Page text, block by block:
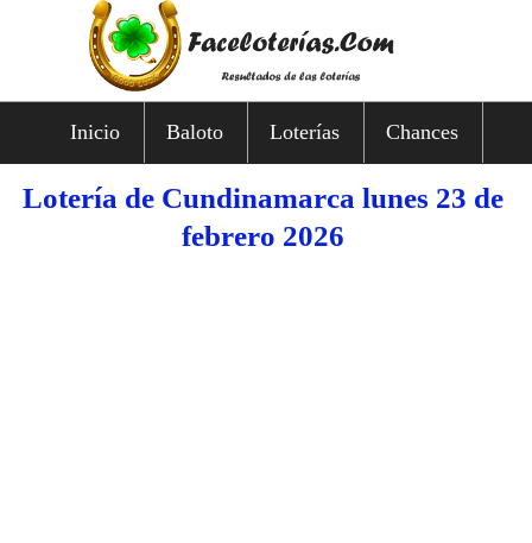
Inicio Baloto Loterías Chances
Lotería de Cundinamarca lunes 23 de
febrero 2026